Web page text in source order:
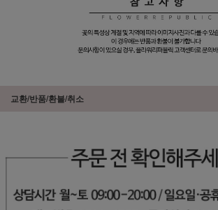
교환/반품/환불/취소